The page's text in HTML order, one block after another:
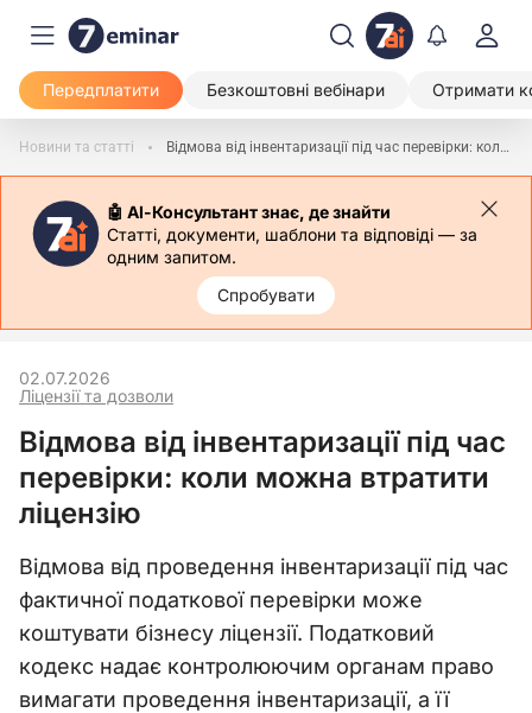
Передплатити Безкоштовні вебінари Отримати
Новини та статті Відмова від інвентаризації під час перевірки: коли можна втратити ліцензію
🤖 АІ-Консультант знає, де знайти
Статті, документи, шаблони та відповіді — за
одним запитом.
Спробувати
Ліцензії та дозволи
02.07.2026
Відмова від інвентаризації під час
перевірки: коли можна втратити
ліцензію
Відмова від проведення інвентаризації під час
фактичної податкової перевірки може
коштувати бізнесу ліцензії. Податковий
кодекс надає контролюючим органам право
вимагати проведення інвентаризації, а її